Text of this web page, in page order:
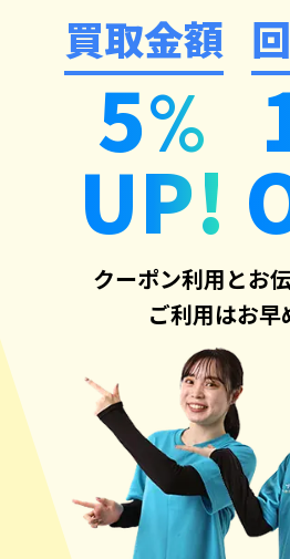
買取金額
5%
UP!
クーポン利用とお
ご利用はお早